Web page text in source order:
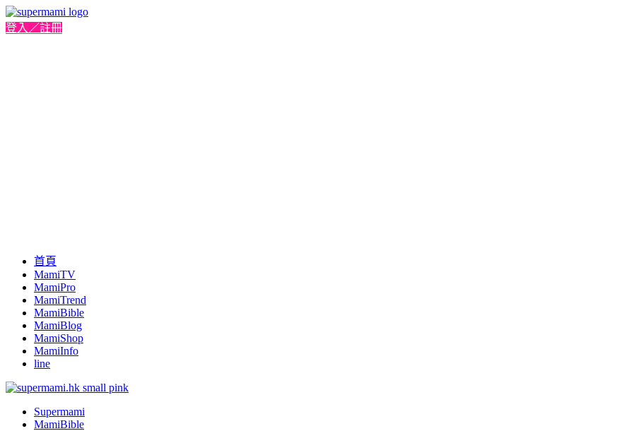
登入／註冊
首頁
MamiTV
MamiPro
MamiTrend
MamiBible
MamiBlog
MamiShop
MamiInfo
line
Supermami
MamiBible